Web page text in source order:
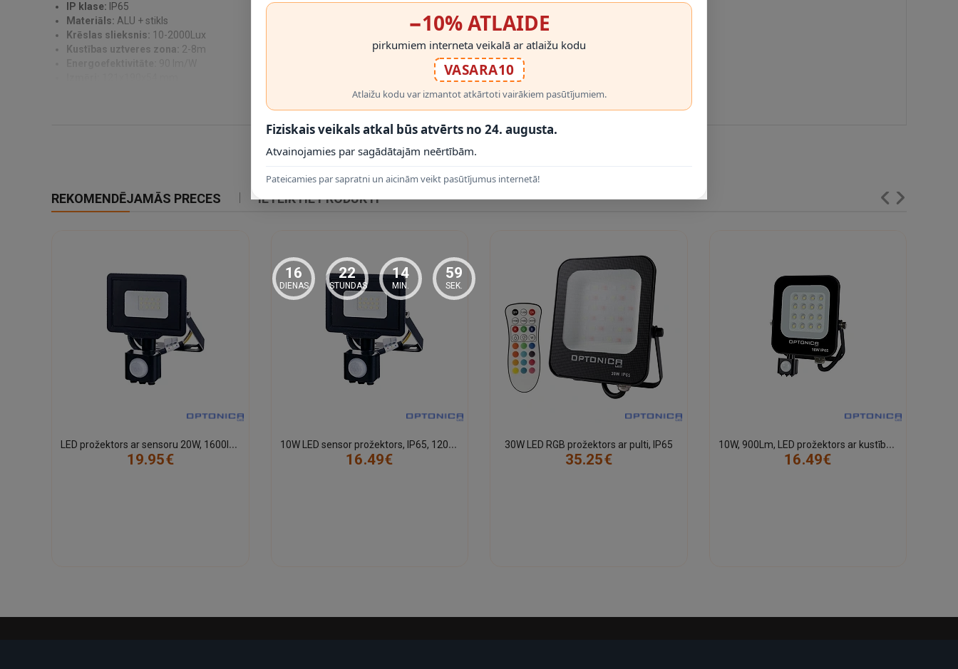
IP klase: IP65
Materiāls: ALU + stikls
Krēslas slieksnis: 10-2000Lux
Kustības uztveres zona: 2-8m
RĀDĪT VAIRĀK
REKOMENDĒJAMĀS PRECES IETEIKTIE PRODUKTI
L
ED prožektors ar sensoru 20W, 1600lm, 2700K, IP65, melns (OPTONICA 5957)
19.95€
1
0W LED sensor prožektors, IP65, 120°, 800Lm
16.49€
30W LED RGB prožektors ar pulti, IP65
35.25€
1
0W, 900Lm, LED prožektors ar kustību sensoru, IP65
16.49€
−10% ATLAIDE
pirkumiem interneta veikalā ar atlaižu kodu
VASARA10
Atlaižu kodu var izmantot atkārtoti vairākiem pasūtījumiem.
Fiziskais veikals atkal būs atvērts no 24. augusta.
Atvainojamies par sagādātajām neērtībām.
Pateicamies par sapratni un aicinām veikt pasūtījumus internetā!
16
DIENAS
22
STUNDAS
14
MIN.
58
SEK.